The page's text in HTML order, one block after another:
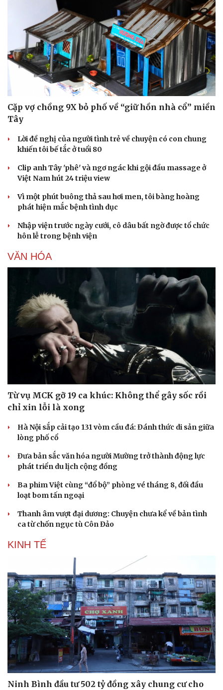
Dinh dưỡng - món ngon
Cây thuốc
Sản phụ khoa
Nhi khoa
Làm đẹp - giảm cân
Phòng mạch online
Nhà đẹp
Tình yêu - Gia đình
Cặp vợ chồng 9X bỏ phố về “giữ hồn nhà cổ” miền
Tây
Lời đề nghị của người tình trẻ về chuyện có con chung
khiến tôi bế tắc ở tuổi 80
Clip anh Tây 'phê' và ngơ ngác khi gội đầu massage ở
Việt Nam hút 24 triệu view
Vì một phút buông thả sau hơi men, tôi bàng hoàng
phát hiện mắc bệnh tình dục
Nhập viện trước ngày cưới, cô dâu bất ngờ được tổ chức
hôn lễ trong bệnh viện
VĂN HÓA
Từ vụ MCK gỡ 19 ca khúc: Không thể gây sốc rồi
chỉ xin lỗi là xong
Hà Nội sắp cải tạo 131 vòm cầu đá: Đánh thức di sản giữa
lòng phố cổ
Đưa bản sắc văn hóa người Mường trở thành động lực
phát triển du lịch cộng đồng
Ba phim Việt cùng “đổ bộ” phòng vé tháng 8, đối đầu
loạt bom tấn ngoại
Thanh âm vượt đại dương: Chuyện chưa kể về bản tình
ca từ chốn ngục tù Côn Đảo
KINH TẾ
Ninh Bình đầu tư 502 tỷ đồng xây chung cư cho